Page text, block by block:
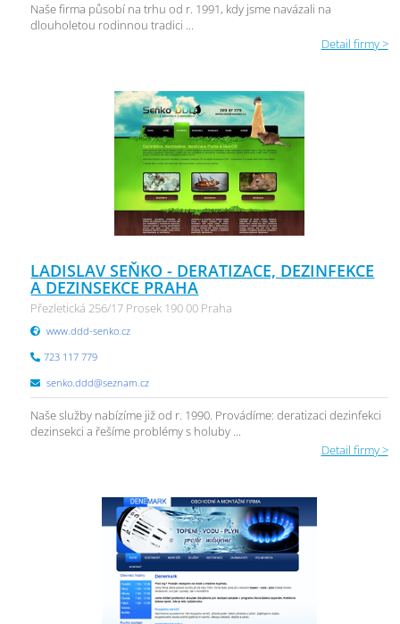
Naše firma působí na trhu od r. 1991, kdy jsme navázali na
dlouholetou rodinnou tradici ...
Detail firmy >
LADISLAV SEŇKO - DERATIZACE, DEZINFEKCE
A DEZINSEKCE PRAHA
Přezletická 256/17 Prosek 190 00 Praha
www.ddd-senko.cz
723 117 779
senko.ddd@seznam.cz
Naše služby nabízíme již od r. 1990. Provádíme: deratizaci dezinfekci
dezinsekci a řešíme problémy s holuby ...
Detail firmy >